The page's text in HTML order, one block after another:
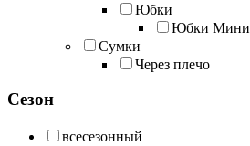
Юбки
Юбки Мини
Сумки
Через плечо
Сезон
всесезонный